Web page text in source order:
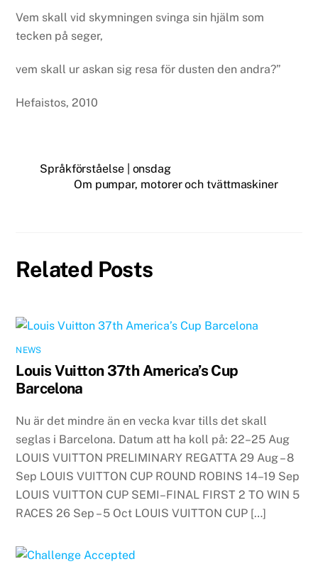
Vem skall vid skymningen svinga sin hjälm som
tecken på seger,
vem skall ur askan sig resa för dusten den andra?”
Hefaistos, 2010
Språkförståelse | onsdag
Om pumpar, motorer och tvättmaskiner
Related Posts
NEWS
Louis Vuitton 37th America’s Cup
Barcelona
Nu är det mindre än en vecka kvar tills det skall
seglas i Barcelona. Datum att ha koll på: 22–25 Aug
LOUIS VUITTON PRELIMINARY REGATTA 29 Aug – 8
Sep LOUIS VUITTON CUP ROUND ROBINS 14–19 Sep
LOUIS VUITTON CUP SEMI–FINAL FIRST 2 TO WIN 5
RACES 26 Sep – 5 Oct LOUIS VUITTON CUP […]